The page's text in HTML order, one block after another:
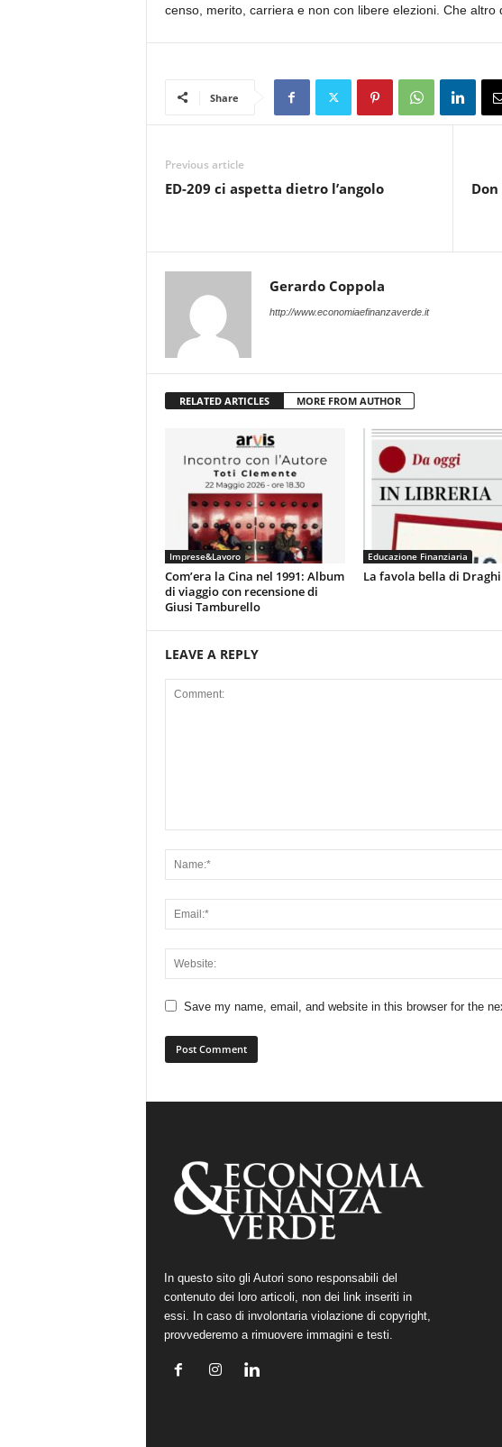
censo, merito, carriera e non con libere elezioni. Che altro
Share
Previous article
ED-209 ci aspetta dietro l’angolo
Gerardo Coppola
http://www.economiaefinanzaverde.it
RELATED ARTICLES MORE FROM AUTHOR
Imprese&Lavoro
Com’era la Cina nel 1991: Album
di viaggio con recensione di
Giusi Tamburello
Educazione Finanziaria
La favola bella di Draghi
LEAVE A REPLY
Save my name, email, and website in this browser for the
In questo sito gli Autori sono responsabili del
contenuto dei loro articoli, non dei link inseriti in
essi. In caso di involontaria violazione di copyright,
provvederemo a rimuovere immagini e testi.